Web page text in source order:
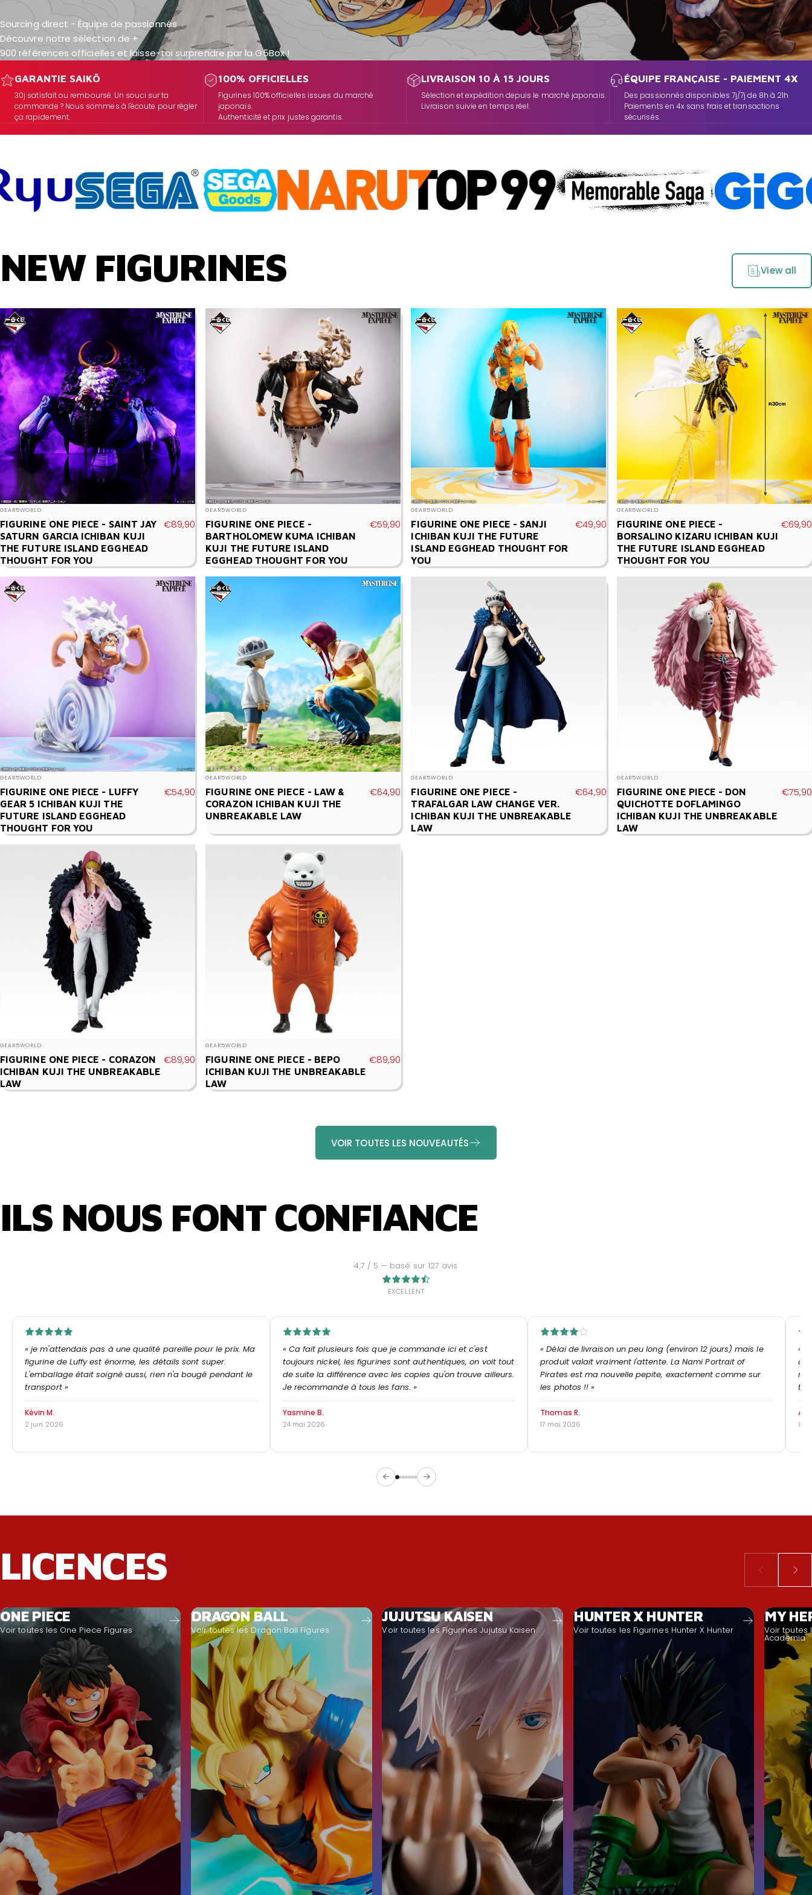
Sourcing direct - Équipe de passionnés
Découvre notre sélection de +
900 références officielles et laisse-toi surprendre par laG5Box!
GARANTIE SAIKŌ
30j satisfait ou remboursé. Un souci sur ta
commande ? Nous sommes à l'écoute pour régler
ça rapidement.
100% OFFICIELLES
Figurines 100% officielles issues du marché
japonais.
Authenticité et prix justes garantis.
LIVRAISON 10 À 15 JOURS
Sélection et expédition depuis le marché japonais.
Livraison suivie en temps réel.
ÉQUIPE FRANÇAISE - PAIEMENT 4X
Des passionnés disponibles 7j/7j de 8h à 21h
Paiements en 4x sans frais et transactions
sécurisés.
NEW FIGURINES View all
Vendor:
GEAR5WORLD
FIGURINE ONE PIECE - SAINT JAY
SATURN GARCIA ICHIBAN KUJI
THE FUTURE ISLAND EGGHEAD
THOUGHT FOR YOU
€89,90
Vendor:
GEAR5WORLD
FIGURINE ONE PIECE -
BARTHOLOMEW KUMA ICHIBAN
KUJI THE FUTURE ISLAND
EGGHEAD THOUGHT FOR YOU
€59,90
Vendor:
GEAR5WORLD
FIGURINE ONE PIECE - SANJI
ICHIBAN KUJI THE FUTURE
ISLAND EGGHEAD THOUGHT FOR
YOU
€49,90
Vendor:
GEAR5WORLD
FIGURINE ONE PIECE -
BORSALINO KIZARU ICHIBAN KUJI
THE FUTURE ISLAND EGGHEAD
THOUGHT FOR YOU
€69,90
Vendor:
GEAR5WORLD
FIGURINE ONE PIECE - LUFFY
GEAR 5 ICHIBAN KUJI THE
FUTURE ISLAND EGGHEAD
THOUGHT FOR YOU
€54,90
Vendor:
GEAR5WORLD
FIGURINE ONE PIECE - LAW &
CORAZON ICHIBAN KUJI THE
UNBREAKABLE LAW
€64,90
Vendor:
GEAR5WORLD
FIGURINE ONE PIECE -
TRAFALGAR LAW CHANGE VER.
ICHIBAN KUJI THE UNBREAKABLE
LAW
€64,90
Vendor:
GEAR5WORLD
FIGURINE ONE PIECE - DON
QUICHOTTE DOFLAMINGO
ICHIBAN KUJI THE UNBREAKABLE
LAW
€75,90
Vendor:
GEAR5WORLD
FIGURINE ONE PIECE - CORAZON
ICHIBAN KUJI THE UNBREAKABLE
LAW
€89,90
Vendor:
GEAR5WORLD
FIGURINE ONE PIECE - BEPO
ICHIBAN KUJI THE UNBREAKABLE
LAW
€89,90
VOIR TOUTES LES NOUVEAUTÉS
ILS NOUS FONT CONFIANCE
4,7 / 5 — basé sur 127 avis
EXCELLENT
« je m'attendais pas à une qualité pareille pour le prix. Ma
figurine de Luffy est énorme, les détails sont super.
L'emballage était soigné aussi, rien n'a bougé pendant le
transport »
Kévin M.
2 juin 2026
« Ca fait plusieurs fois que je commande ici et c'est
toujours nickel, les figurines sont authentiques, on voit tout
de suite la différence avec les copies qu'on trouve ailleurs.
Je recommande à tous les fans. »
Yasmine B.
24 mai 2026
« Délai de livraison un peu long (environ 12 jours) mais le
produit valait vraiment l'attente. La Nami Portrait of
Pirates est ma nouvelle pepite, exactement comme sur
les photos !! »
Thomas R.
17 mai 2026
«
8
LICENCES
ONE PIECE
Voir toutes les One Piece Figures
DRAGON BALL
Voir toutes les Dragon Ball Figures
JUJUTSU KAISEN
Voir toutes les Figurines Jujutsu Kaisen
HUNTER X HUNTER
Voir toutes les Figurines Hunter X Hunter
MY
Voir toutes
Academia